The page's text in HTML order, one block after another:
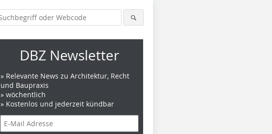
DBZ Newsletter
» Relevante News zu Architektur, Recht
und Baupraxis
» wöchentlich
» Kostenlos und jederzeit kündbar